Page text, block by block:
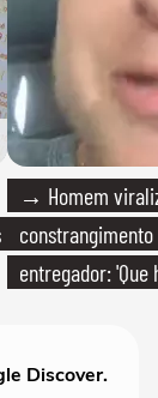
→ Homem
entregador: 'Que
Discover.